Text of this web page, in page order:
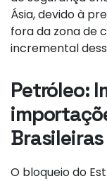
Ásia, devido à
fora da zona de
incremental
Petróleo:
Brasileiras
O bloqueio do